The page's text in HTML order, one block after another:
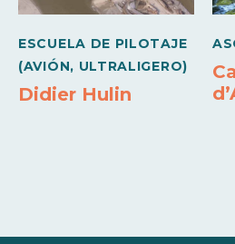
Tarjeta bancaria Cheques de
ESCUELA DE PILOTAJE
(AVIÓN, ULTRALIGERO)
Didier Hulin